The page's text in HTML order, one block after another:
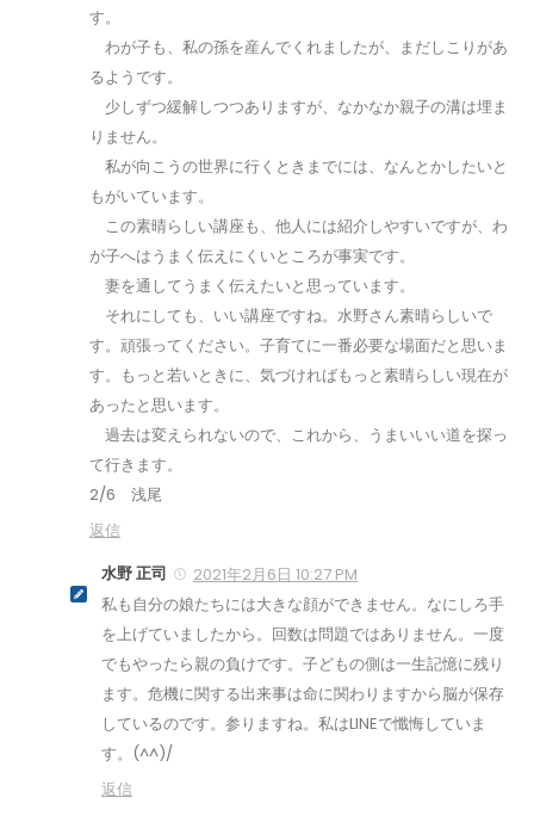
す。
わが子も、私の孫を産んでくれましたが、まだしこりがあ
るようです。
少しずつ緩解しつつありますが、なかなか親子の溝は埋ま
りません。
私が向こうの世界に行くときまでには、なんとかしたいと
もがいています。
この素晴らしい講座も、他人には紹介しやすいですが、わ
が子へはうまく伝えにくいところが事実です。
妻を通してうまく伝えたいと思っています。
それにしても、いい講座ですね。水野さん素晴らしいで
す。頑張ってください。子育てに一番必要な場面だと思いま
す。もっと若いときに、気づければもっと素晴らしい現在が
あったと思います。
過去は変えられないので、これから、うまいいい道を探っ
て行きます。
2/6 浅尾
返信
水野 正司
2021年2月6日 10:27 PM
私も自分の娘たちには大きな顔ができません。なにしろ手
を上げていましたから。回数は問題ではありません。一度
でもやったら親の負けです。子どもの側は一生記憶に残り
ます。危機に関する出来事は命に関わりますから脳が保存
しているのです。参りますね。私はLINEで懺悔していま
す。(^^)/
返信